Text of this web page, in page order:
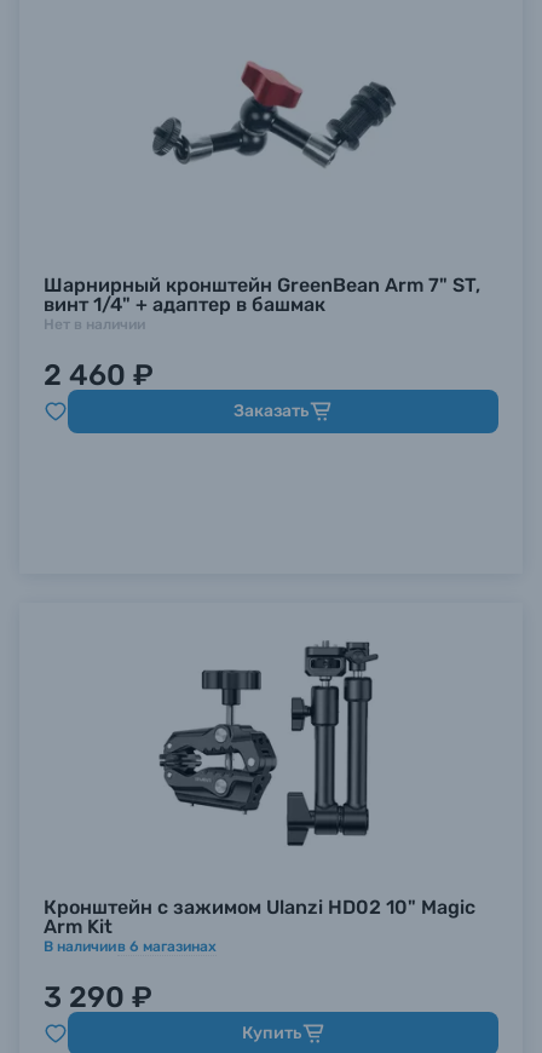
Шарнирный кронштейн GreenBean Arm 7" ST,
винт 1/4" + адаптер в башмак
Нет в наличии
2 460 ₽
Заказать
Кронштейн с зажимом Ulanzi HD02 10" Magic
Arm Kit
В наличиив 6 магазинах
3 290 ₽
Купить